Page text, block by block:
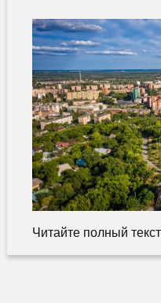
Читайте полный